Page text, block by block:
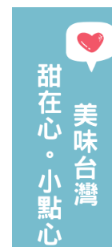
迷戀特
深